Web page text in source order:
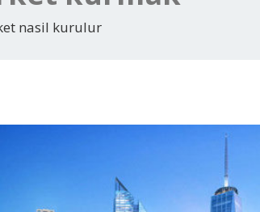
nasil kurulur